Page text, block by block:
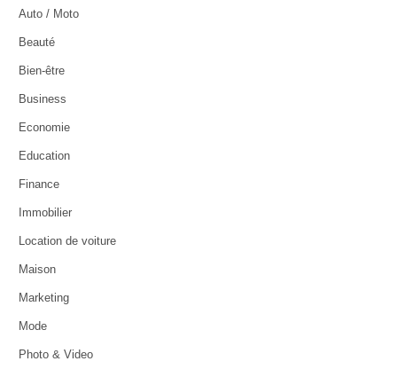
Auto / Moto
Beauté
Bien-être
Business
Economie
Education
Finance
Immobilier
Location de voiture
Maison
Marketing
Mode
Photo & Video